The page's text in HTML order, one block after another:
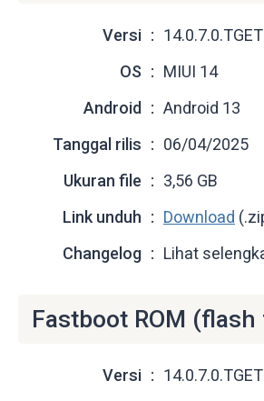
Versi
OS
MIUI 14
Android
Android 13
Tanggal rilis
06/04/2025
Ukuran file
3,56 GB
Link unduh
Download
Changelog
Lihat
Fastboot ROM (flash
Versi